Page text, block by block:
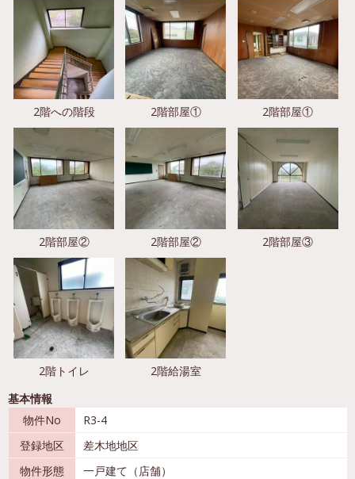
2階への階段 2階部屋① 2階部屋①
2階部屋② 2階部屋② 2階部屋③
2階トイレ
2階給湯室
基本情報
物件No
R3-4
登録地区
差木地地区
物件形態
一戸建て（店舗）